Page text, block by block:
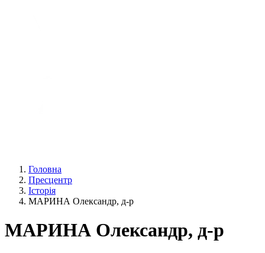
Головна
Пресцентр
Історія
МАРИНА Олександр, д-р
МАРИНА Олександр, д-р